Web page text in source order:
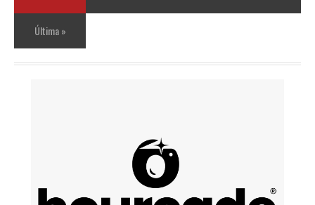
Última »